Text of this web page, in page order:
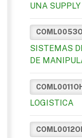
UNA
SISTEMAS
DE
LOGISTICA